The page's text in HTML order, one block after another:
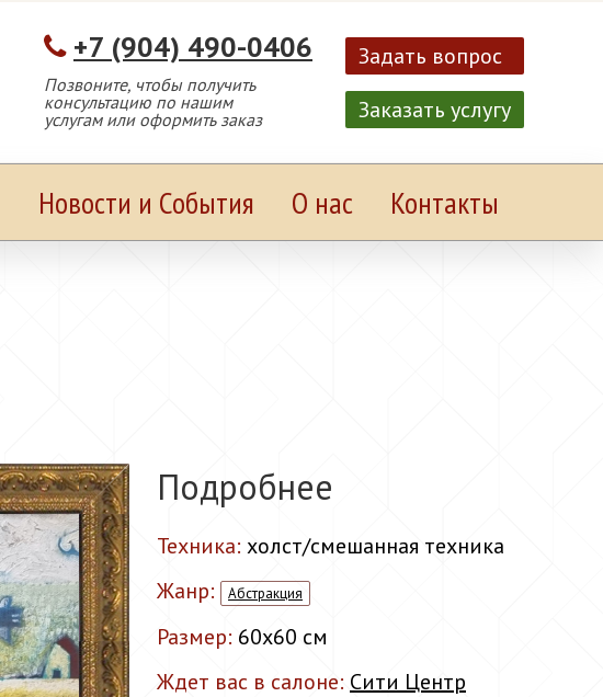
Задать вопрос
Заказать услугу
+7 (904) 490-0406
Позвоните, чтобы получить
консультацию по нашим
услугам или оформить заказ
Новости и События О нас Контакты
Подробнее
Техника: холст/смешанная техника
Жанр:
Абстракция
Размер: 60x60 см
Ждет вас в салоне: Сити Центр